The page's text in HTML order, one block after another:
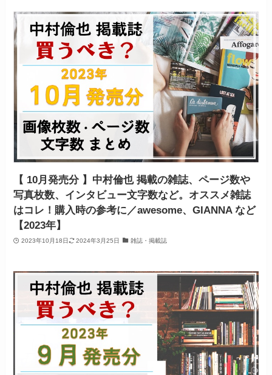
【 10月発売分 】中村倫也 掲載の雑誌、ページ数や
写真枚数、インタビュー文字数など。オススメ雑誌
はコレ！購入時の参考に／awesome、GIANNA など
【2023年】
2023年10月18日 2024年3月25日 雑誌・掲載誌